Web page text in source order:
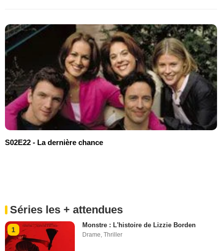
S02E22 - La dernière chance
Séries les + attendues
1
Monstre : L'histoire de Lizzie Borden
Drame,Thriller